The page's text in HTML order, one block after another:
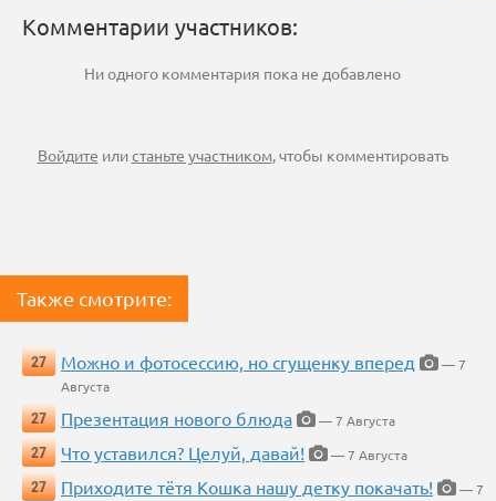
Комментарии участников:
Ни одного комментария пока не добавлено
Войдите илистаньте участником, чтобы комментировать
Также смотрите:
27 Можно и фотосессию, но сгущенку вперед
— 7
Августа
27
Презентация нового блюда
— 7 Августа
27
Что уставился? Целуй, давай!
— 7 Августа
27
Приходите тётя Кошка нашу детку покачать!
— 7